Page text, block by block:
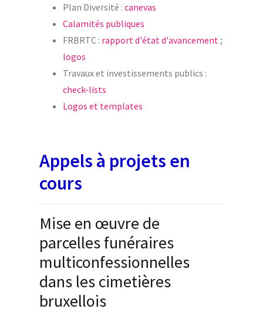
Plan Diversité : canevas
Calamités publiques
FRBRTC : rapport d'état d'avancement ;
logos
Travaux et investissements publics :
check-lists
Logos et templates
Appels à projets en
cours
Mise en œuvre de
parcelles funéraires
multiconfessionnelles
dans les cimetières
bruxellois